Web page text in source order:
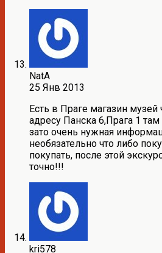
NatA
25 Янв 2013
Есть в Праге магазин музей
адресу Панска 6,Прага 1
зато очень нужная
необязательно что либо
покупать, после этой
точно!!!
kri578